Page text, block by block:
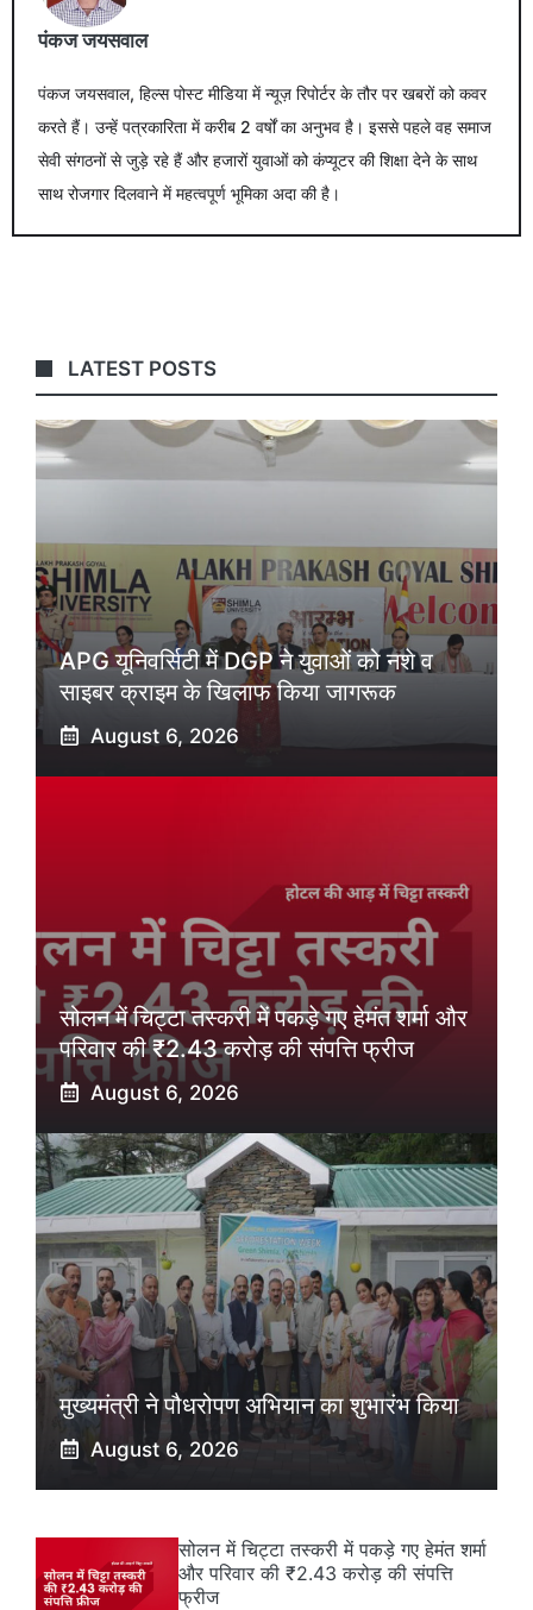
पंकज जयसवाल
पंकज जयसवाल, हिल्स पोस्ट मीडिया में न्यूज़ रिपोर्टर के तौर पर खबरों को कवर
करते हैं। उन्हें पत्रकारिता में करीब 2 वर्षों का अनुभव है। इससे पहले वह समाज
सेवी संगठनों से जुड़े रहे हैं और हजारों युवाओं को कंप्यूटर की शिक्षा देने के साथ
साथ रोजगार दिलवाने में महत्वपूर्ण भूमिका अदा की है।
LATEST POSTS
APG यूनिवर्सिटी में DGP ने युवाओं को नशे व
साइबर क्राइम के खिलाफ किया जागरूक
August 6, 2026
सोलन में चिट्टा तस्करी में पकड़े गए हेमंत शर्मा और
परिवार की ₹2.43 करोड़ की संपत्ति फ्रीज
August 6, 2026
मुख्यमंत्री ने पौधरोपण अभियान का शुभारंभ किया
August 6, 2026
सोलन में चिट्टा तस्करी में पकड़े गए हेमंत शर्मा
और परिवार की ₹2.43 करोड़ की संपत्ति
फ्रीज